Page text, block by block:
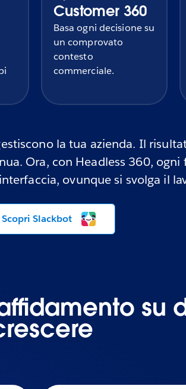
Customer 360
Basa ogni decisione su
un comprovato
contesto
commerciale.
la tua azienda. Il
Ora, con Headless 360, ogni
ovunque si svolga il
Scopri Slackbot
su